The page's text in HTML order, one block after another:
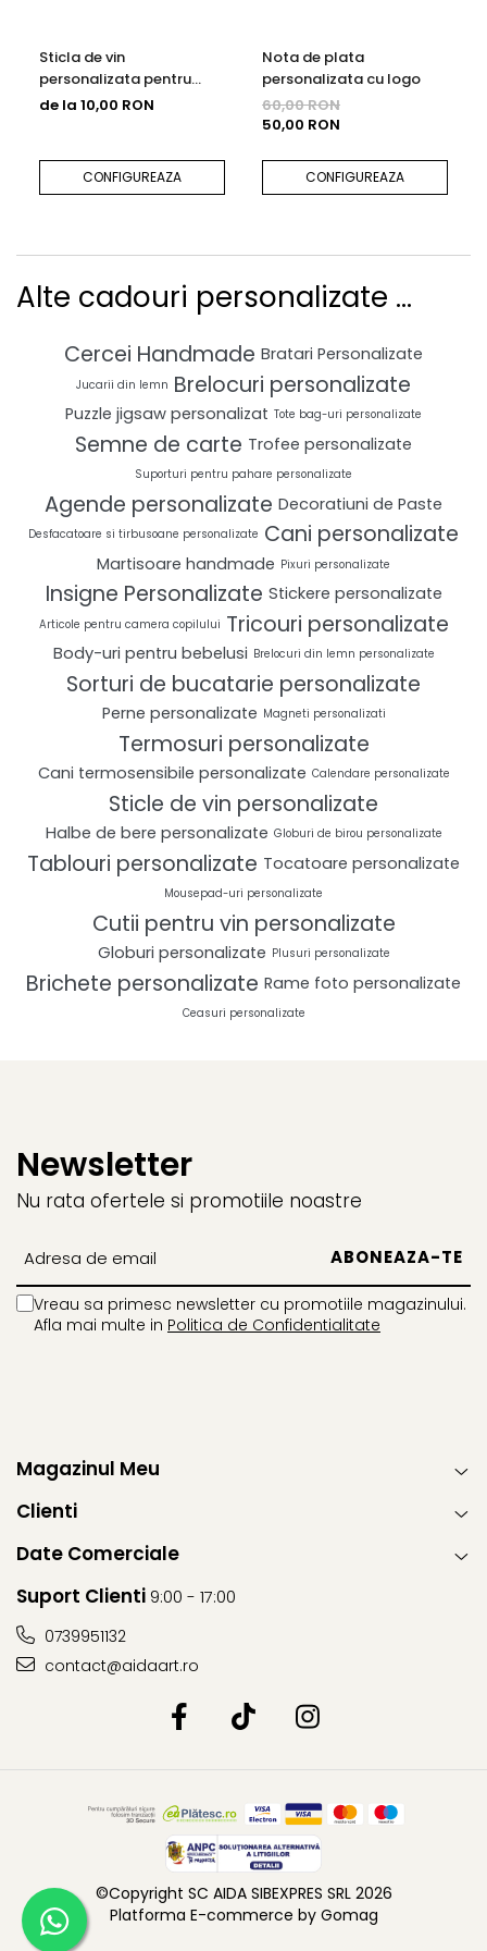
Sticla de vin
personalizata pentru
aniversare cu poza si text
de la 10,00 RON
CONFIGUREAZA
Nota de plata
personalizata cu logo
60,00 RON
50,00 RON
CONFIGUREAZA
Alte cadouri personalizate ...
Cercei Handmade Bratari Personalizate
Jucarii din lemn Brelocuri personalizate
Puzzle jigsaw personalizat Tote bag-uri personalizate
Semne de carte Trofee personalizate
Suporturi pentru pahare personalizate
Agende personalizate Decoratiuni de Paste
Desfacatoare si tirbusoane personalizate Cani personalizate
Martisoare handmade Pixuri personalizate
Insigne Personalizate Stickere personalizate
Articole pentru camera copilului Tricouri personalizate
Body-uri pentru bebelusi Brelocuri din lemn personalizate
Sorturi de bucatarie personalizate
Perne personalizate Magneti personalizati
Termosuri personalizate
Cani termosensibile personalizate Calendare personalizate
Sticle de vin personalizate
Halbe de bere personalizate Globuri de birou personalizate
Tablouri personalizate Tocatoare personalizate
Mousepad-uri personalizate
Cutii pentru vin personalizate
Globuri personalizate Plusuri personalizate
Brichete personalizate Rame foto personalizate
Ceasuri personalizate
Newsletter
Nu rata ofertele si promotiile noastre
Vreau sa primesc newsletter cu promotiile magazinului.
Afla mai multe in Politica de Confidentialitate
Magazinul Meu
Clienti
Date Comerciale
Suport Clienti 9:00 - 17:00
0739951132
contact@aidaart.ro
©Copyright SC AIDA SIBEXPRES SRL 2026
Platforma E-commerce by Gomag